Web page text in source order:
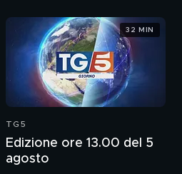
TG5
Edizione ore 13.00 del 5
agosto
32 MIN